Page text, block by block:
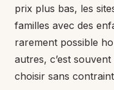
prix plus bas, les
familles avec des
rarement possible
autres, c’est
choisir sans